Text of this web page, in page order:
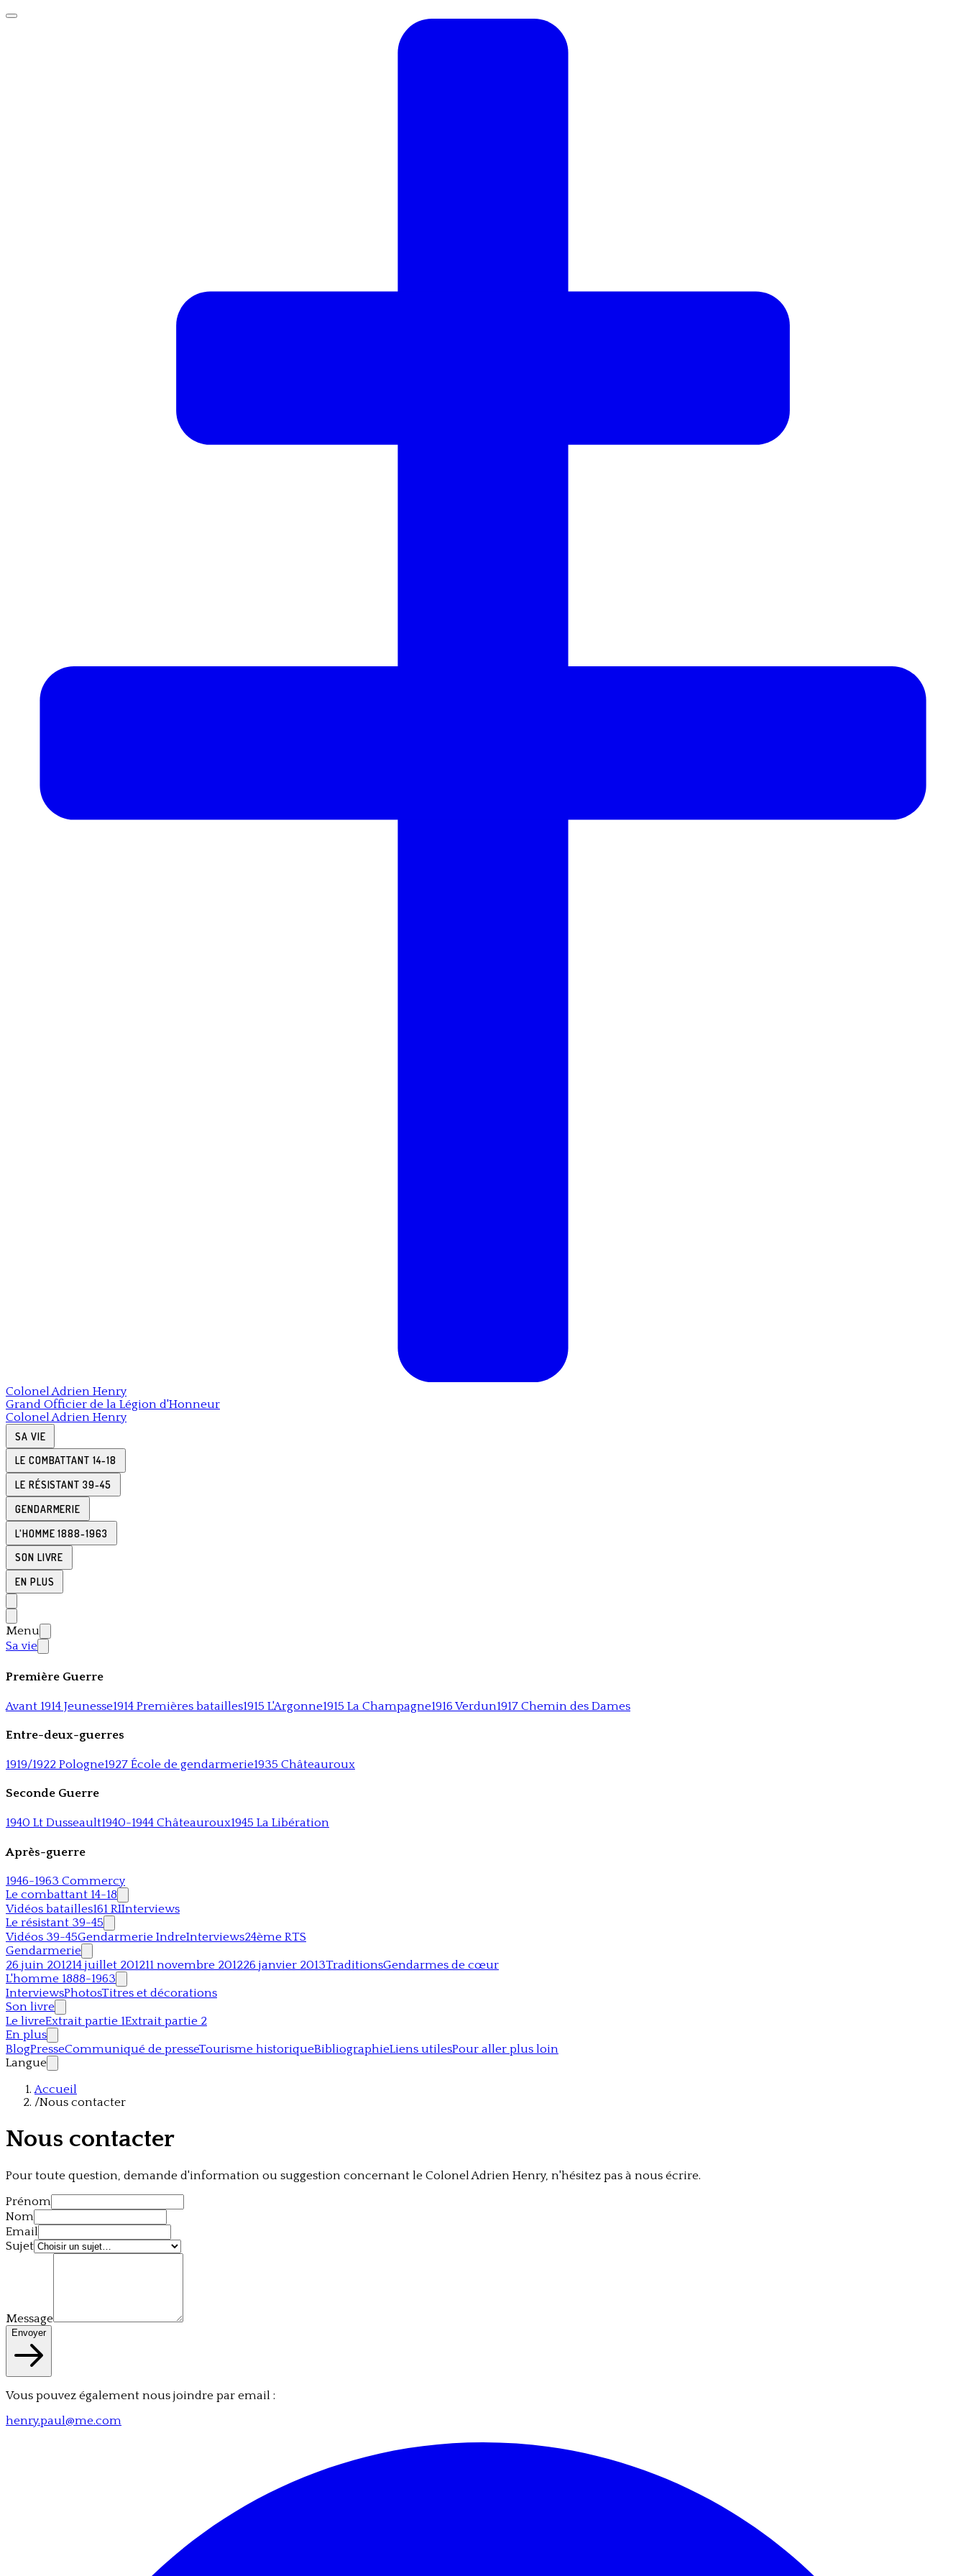
ColonelAdrien Henry
Grand Officier de la Légion d'Honneur
ColonelAdrien Henry
SA VIE
LE COMBATTANT 14-18
LE RÉSISTANT 39-45
GENDARMERIE
L'HOMME 1888-1963
SON LIVRE
EN PLUS
Menu
Sa vie
Première Guerre
Avant 1914 Jeunesse1914 Premières batailles1915 L'Argonne1915 La Champagne1916 Verdun1917 Chemin des Dames
Entre-deux-guerres
1919/1922 Pologne1927 École de gendarmerie1935 Châteauroux
Seconde Guerre
1940 Lt Dusseault1940-1944 Châteauroux1945 La Libération
Après-guerre
1946-1963 Commercy
Le combattant 14-18
Vidéos batailles161 RIInterviews
Le résistant 39-45
Vidéos 39-45Gendarmerie IndreInterviews24ème RTS
Gendarmerie
26 juin 201214 juillet 201211 novembre 201226 janvier 2013TraditionsGendarmes de cœur
L'homme 1888-1963
InterviewsPhotosTitres et décorations
Son livre
Le livreExtrait partie 1Extrait partie 2
En plus
BlogPresseCommuniqué de presseTourisme historiqueBibliographieLiens utilesPour aller plus loin
Langue
Accueil
/Nous contacter
Nous contacter
Pour toute question, demande d'information ou suggestion concernant le Colonel Adrien Henry, n'hésitez pas à nous écrire.
Prénom
Nom
Email
Sujet
Message
Envoyer
Vous pouvez également nous joindre par email :
henry.paul@me.com